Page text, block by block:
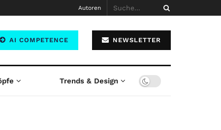
Autoren
AI COMPETENCE NEWSLETTER
Trends & Design